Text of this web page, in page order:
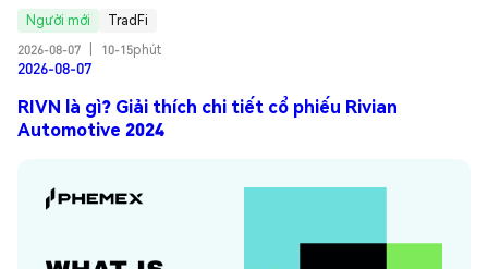
Người mới
TradFi
2026-08-07
10-15phút
2026-08-07
RIVN là gì? Giải thích chi tiết cổ phiếu Rivian
Automotive 2024